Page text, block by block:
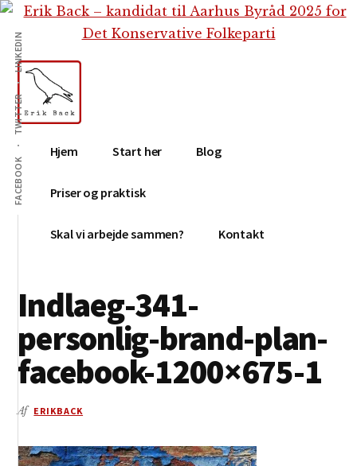
Skip
indhold
Gå
primær
sidebar
Skip
footer
Additional
menu
FACEBOOK
TWITTER
LINKEDIN
Erik
Back
Tekstforfatter,
content
creation,
blog,
medier
Hjem Start her Blog
Priser og praktisk
Skal vi arbejde sammen? Kontakt
Indlaeg-341-
personlig-brand-plan-
facebook-1200×675-1
Af ERIKBACK